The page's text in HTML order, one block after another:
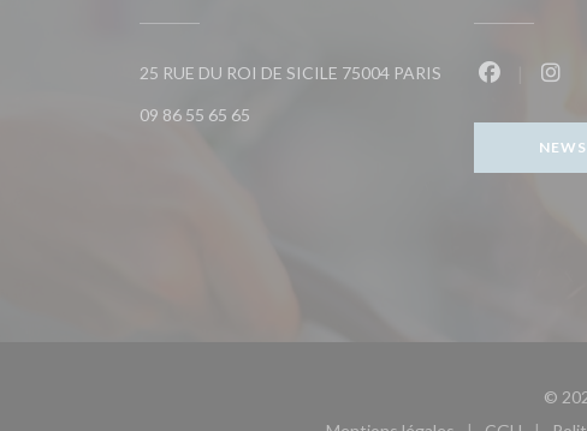
25 RUE DU ROI DE SICILE 75004 PARIS((ouvre une
09 86 55 65 65
©